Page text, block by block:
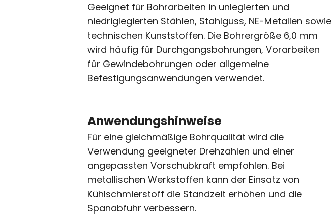
Geeignet für Bohrarbeiten in unlegierten und
niedriglegierten Stählen, Stahlguss, NE-Metallen sowie
technischen Kunststoffen. Die Bohrergröße 6,0 mm
wird häufig für Durchgangsbohrungen, Vorarbeiten
für Gewindebohrungen oder allgemeine
Befestigungsanwendungen verwendet.
Anwendungshinweise
Für eine gleichmäßige Bohrqualität wird die
Verwendung geeigneter Drehzahlen und einer
angepassten Vorschubkraft empfohlen. Bei
metallischen Werkstoffen kann der Einsatz von
Kühlschmierstoff die Standzeit erhöhen und die
Spanabfuhr verbessern.